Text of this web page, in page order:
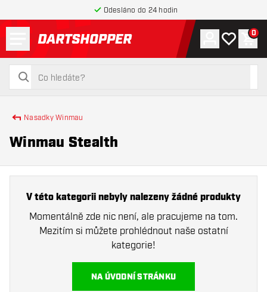
Odesláno do 24 hodin
Zpět na hlavní stránku
hledat
hledat
ÚčetMůj 0
Nasadky Winmau
Winmau Stealth
V této kategorii nebyly nalezeny žádné produkty
Momentálně zde nic není, ale pracujeme na tom.
Mezitím si můžete prohlédnout naše ostatní
kategorie!
NA ÚVODNÍ STRÁNKU